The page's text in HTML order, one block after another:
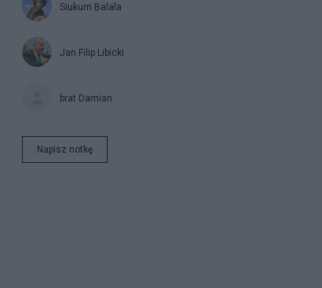
Siukum Balala
Jan Filip Libicki
brat Damian
Napisz notkę